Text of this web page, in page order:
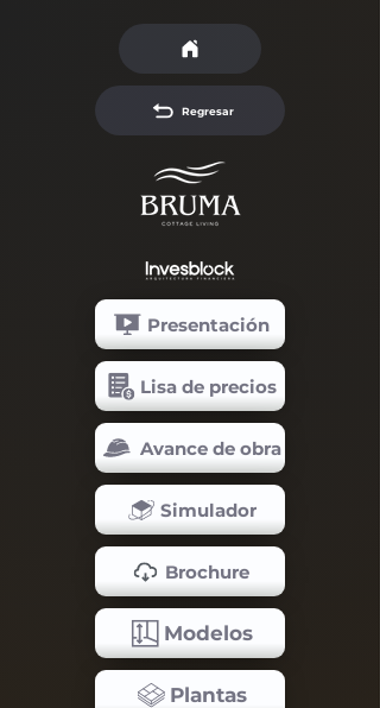
Regresar
Presentación
Lisa de precios
Avance de obra
Simulador
Brochure
Modelos
Plantas